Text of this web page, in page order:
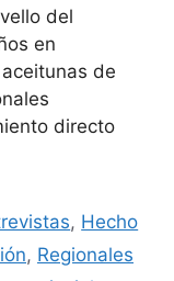
del
en
de
directo
, Hecho
, Regionales